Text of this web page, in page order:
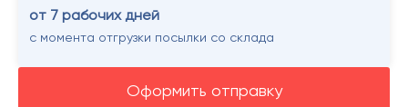
от 7 рабочих дней
с момента отгрузки посылки со склада
Оформить отправку